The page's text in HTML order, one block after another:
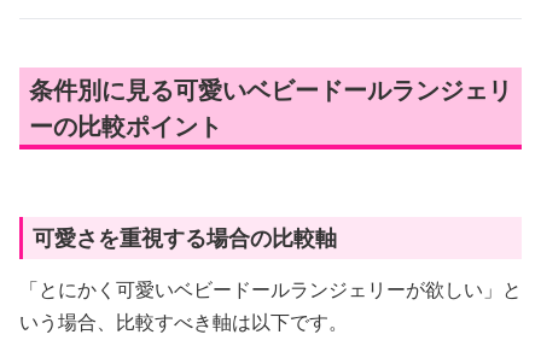
条件別に見る可愛いベビードールランジェリ
ーの比較ポイント
可愛さを重視する場合の比較軸
「とにかく可愛いベビードールランジェリーが欲しい」と
いう場合、比較すべき軸は以下です。